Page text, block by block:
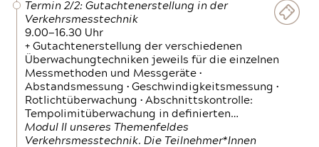
Termin 2/2: Gutachtenerstellung in der
Verkehrsmesstechnik
9.00—16.30 Uhr
+ Gutachtenerstellung der verschiedenen
Überwachungtechniken jeweils für die einzelnen
Messmethoden und Messgeräte •
Abstandsmessung • Geschwindigkeitsmessung •
Rotlichtüberwachung • Abschnittskontrolle:
Tempolimitüberwachung in definierten…
Modul II unseres Themenfeldes
Verkehrsmesstechnik. Die Teilnehmer*Innen